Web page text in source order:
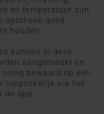
en temperatuur zijn
apotheek goed
houden.
kunnen al deze
aangemaakt en
veilig bewaard op één
toegankelijk via het
de app.